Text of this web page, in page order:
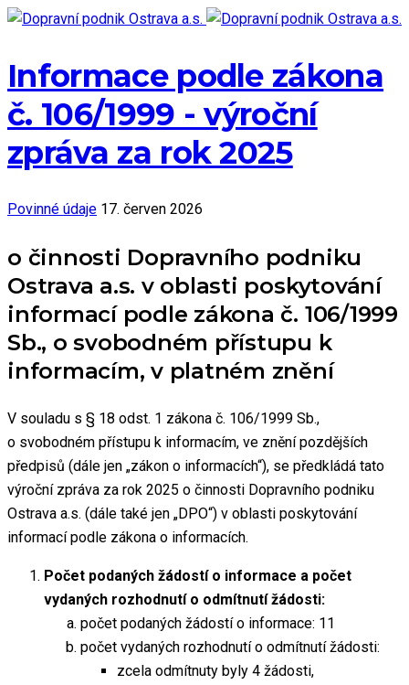
Informace podle zákona
č. 106/1999 - výroční
zpráva za rok 2025
Povinné údaje 17. červen 2026
o činnosti Dopravního podniku
Ostrava a.s. v oblasti poskytování
informací podle zákona č. 106/1999
Sb., o svobodném přístupu k
informacím, v platném znění
V souladu s § 18 odst. 1 zákona č. 106/1999 Sb.,
o svobodném přístupu k informacím, ve znění pozdějších
předpisů (dále jen „zákon o informacích“), se předkládá tato
výroční zpráva za rok 2025 o činnosti Dopravního podniku
Ostrava a.s. (dále také jen „DPO“) v oblasti poskytování
informací podle zákona o informacích.
Počet podaných žádostí o informace a počet
vydaných rozhodnutí o odmítnutí žádosti:
počet podaných žádostí o informace: 11
počet vydaných rozhodnutí o odmítnutí žádosti:
zcela odmítnuty byly 4 žádosti,